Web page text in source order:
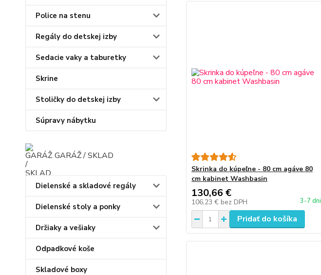
Police na stenu
Regály do detskej izby
Sedacie vaky a taburetky
Skrine
Stoličky do detskej izby
Súpravy nábytku
GARÁŽ / SKLAD
Dielenské a skladové regály
Dielenské stoly a ponky
Držiaky a vešiaky
Odpadkové koše
Skladové boxy
Skrinka do kúpeľne - 80 cm agáve 80
cm kabinet Washbasin
130,66 €
106,23 € bez DPH 3-7 dni
Pridať do košíka